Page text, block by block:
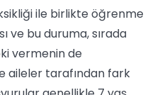
ile birlikte öğrenme
ve bu duruma, sırada
vermenin de
aileler tarafından fark